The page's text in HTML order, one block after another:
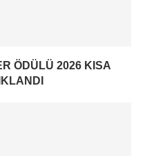
ÖDÜLÜ 2026 KISA